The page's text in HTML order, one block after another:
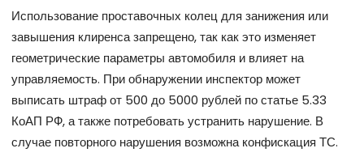
Использование проставочных колец для занижения или
завышения клиренса запрещено, так как это изменяет
геометрические параметры автомобиля и влияет на
управляемость. При обнаружении инспектор может
выписать штраф от 500 до 5000 рублей по статье 5.33
КоАП РФ, а также потребовать устранить нарушение. В
случае повторного нарушения возможна конфискация ТС.